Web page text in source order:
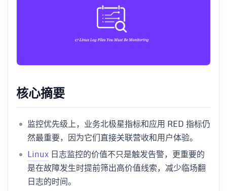
核心摘要
监控优先级上，业务北极星指标和应用 RED 指标仍
然最重要，因为它们直接关联营收和用户体验。
Linux 日志监控的价值不只是触发告警，更重要的
是在故障发生时提前筛出高价值线索，减少临场翻
日志的时间。